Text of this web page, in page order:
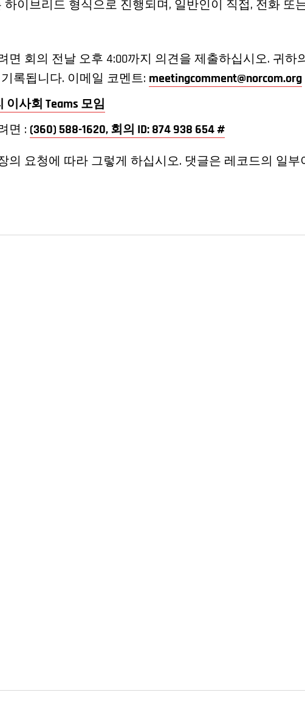
하이브리드 형식으로 진행되며, 일반인이 직접, 전화 또
면 회의 전날 오후 4:00까지 의견을 제출하십시오. 귀하
록됩니다. 이메일 코멘트: meetingcomment@norcom.org
이사회 Teams 모임
면 : (360) 588-1620, 회의 ID: 874 938 654 #
의 요청에 따라 그렇게 하십시오. 댓글은 레코드의 일부